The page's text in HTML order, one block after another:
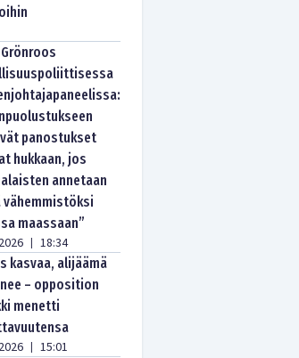
panostukset
hukkaan, jos
annetaan
vähemmistöksi
maassaan”
| 18:34
kasvaa, alijäämä
– opposition
menetti
| 15:01